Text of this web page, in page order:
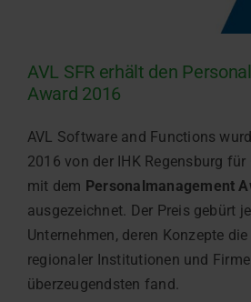
AVL SFR erhält den
Award 2016
AVL Software and Functions
2016 von der IHK Regensburg
mit dem Personalmanagement
ausgezeichnet. Der Preis gebürt
Unternehmen, deren Konzepte
regionaler Institutionen und
überzeugendsten fand.